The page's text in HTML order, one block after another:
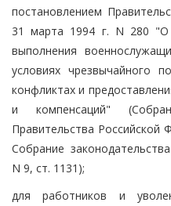
постановлением
31 марта 1994 г. N 280 "О
выполнения
условиях чрезвычайного
конфликтах и
и компенсаций"
Правительства Российской
Собрание
N 9, ст. 1131);
для работников и